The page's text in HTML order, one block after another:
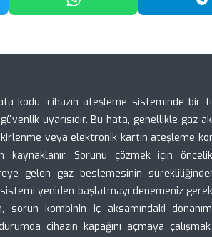
Paylaş WhatsApp'ta Paylaş
kodu, cihazın ateşleme sisteminde bir
uyarısıdır. Bu hata, genellikle gaz
veya elektronik kartın ateşleme
Sorunu çözmek için
gelen gaz beslemesinin
yeniden başlatmayı denemeniz
kombinin iç aksamındaki
cihazın kapağını açmaya